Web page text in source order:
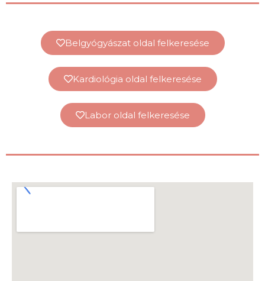
Belgyógyászat oldal felkeresése
Kardiológia oldal felkeresése
Labor oldal felkeresése